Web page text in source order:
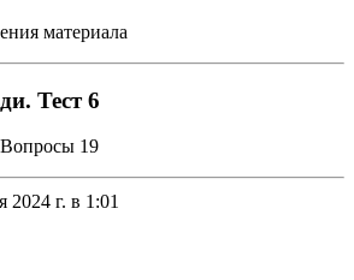
материала
Тест 6
19
2024 г. в 1:01